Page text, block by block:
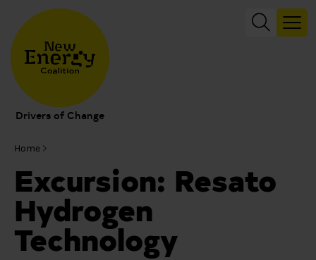
Drivers of Change
Home
Excursion: Resato
Hydrogen
Technology